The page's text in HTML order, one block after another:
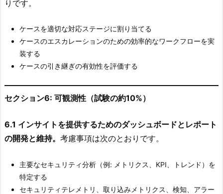
りです。
ケースを適切な対応ステージに割り当てる
ケースのエスカレーションのための効率的なワークフローを実
装する
ケースの引き継ぎの有効性を評価する
セクション6: 可観測性（試験の約10%）
6.1 インサイトを提供するためのダッシュボードとレポート
の開発と維持。 考慮事項は次のとおりです。
主要なセキュリティ分析（例: メトリクス、KPI、トレンド）を
特定する
セキュリティテレメトリ、取り込みメトリクス、検知、アラー